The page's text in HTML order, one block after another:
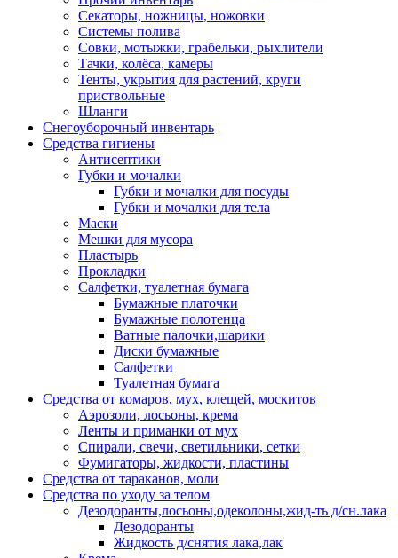
Секаторы, ножницы, ножовки
Системы полива
Совки, мотыжки, грабельки, рыхлители
Тачки, колёса, камеры
Тенты, укрытия для растений, круги
приствольные
Шланги
Снегоуборочный инвентарь
Средства гигиены
Антисептики
Губки и мочалки
Губки и мочалки для посуды
Губки и мочалки для тела
Маски
Мешки для мусора
Пластырь
Прокладки
Салфетки, туалетная бумага
Бумажные платочки
Бумажные полотенца
Ватные палочки,шарики
Диски бумажные
Салфетки
Туалетная бумага
Средства от комаров, мух, клещей, москитов
Аэрозоли, лосьоны, крема
Ленты и приманки от мух
Спирали, свечи, светильники, сетки
Фумигаторы, жидкости, пластины
Средства от тараканов, моли
Средства по уходу за телом
Дезодоранты,лосьоны,одеколоны,жид-ть д/сн.лака
Дезодоранты
Жидкость д/снятия лака,лак